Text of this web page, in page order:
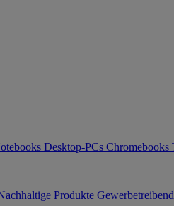
Desktop-PCs Chromebooks
Produkte